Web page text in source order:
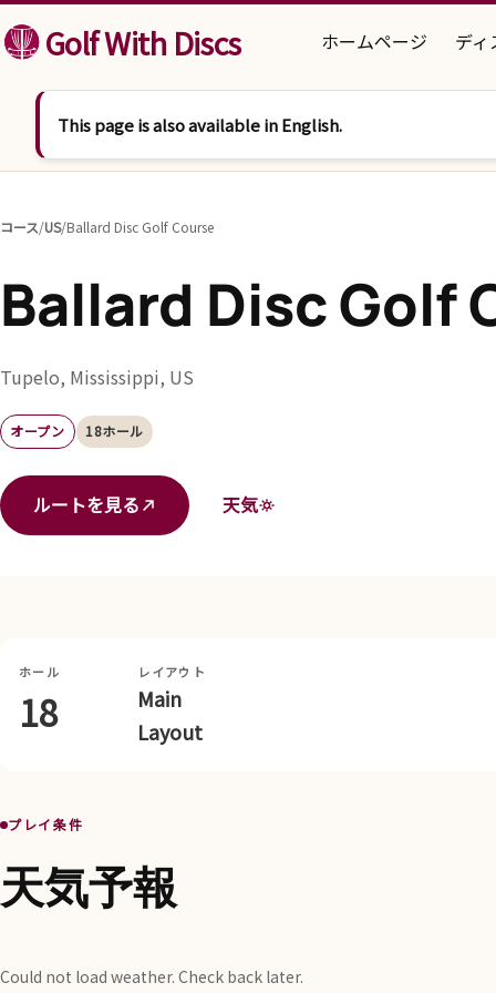
コンテンツへスキップ
Golf With Discs ホームページ デ
This page is also available in English.
コース/US/Ballard Disc Golf Course
Ballard Disc Golf
Tupelo, Mississippi, US
オープン 18ホール
ルートを見る 天気
ホール
18
レイアウト
Main
Layout
プレイ条件
天気予報
Could not load weather. Check back later.